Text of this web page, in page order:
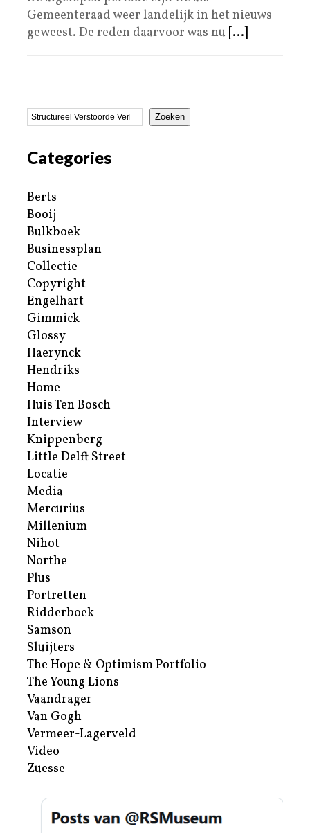
Gemeenteraad weer landelijk in het nieuws
geweest. De reden daarvoor was nu [...]
Zoeken
Categories
Berts
Booij
Bulkboek
Businessplan
Collectie
Copyright
Engelhart
Gimmick
Glossy
Haerynck
Hendriks
Home
Huis Ten Bosch
Interview
Knippenberg
Little Delft Street
Locatie
Media
Mercurius
Millenium
Nihot
Northe
Plus
Portretten
Ridderboek
Samson
Sluijters
The Hope & Optimism Portfolio
The Young Lions
Vaandrager
Van Gogh
Vermeer-Lagerveld
Video
Zuesse